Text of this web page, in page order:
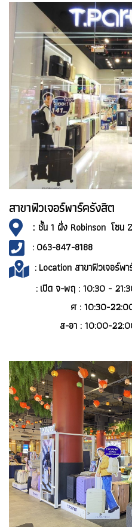
สาขาฟิวเจอร์พาร์ครังสิต
: ชั้น 1 ฝั่ง Robinson โซน
: 063-847-8188
: Location สาขาฟิวเจอร์พ
: เปิด จ-พฤ : 10:30 -
ศ : 10:30-22:00
ส-อา : 10:00-